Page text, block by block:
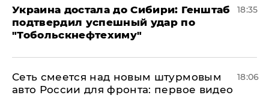
Украина достала до Сибири: Генштаб
подтвердил успешный удар по
"Тобольскнефтехиму"
18:35
Сеть смеется над новым штурмовым
авто России для фронта: первое видео
18:06